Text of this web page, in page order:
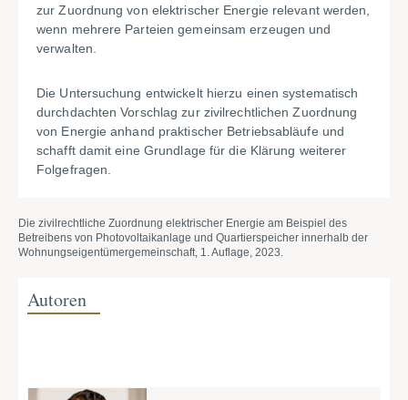
zur Zuordnung von elektrischer Energie relevant werden,
wenn mehrere Parteien gemeinsam erzeugen und
verwalten.
Die Untersuchung entwickelt hierzu einen systematisch
durchdachten Vorschlag zur zivilrechtlichen Zuordnung
von Energie anhand praktischer Betriebsabläufe und
schafft damit eine Grundlage für die Klärung weiterer
Folgefragen.
Die zivilrechtliche Zuordnung elektrischer Energie am Beispiel des
Betreibens von Photovoltaikanlage und Quartierspeicher innerhalb der
Wohnungseigentümergemeinschaft, 1. Auflage, 2023.
Autoren